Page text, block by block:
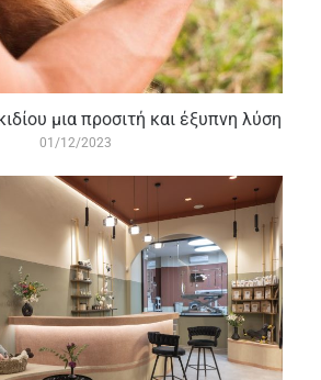
μια προσιτή και έξυπνη λύση
01/12/2023